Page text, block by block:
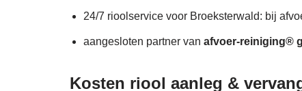
24/7 rioolservice voor Broeksterwald: bij
aangesloten partner van afvoer-reiniging®
Kosten riool aanleg &